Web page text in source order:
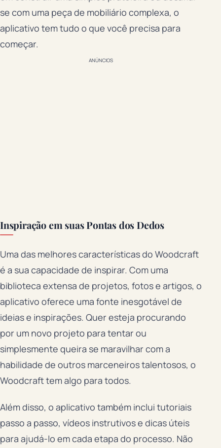
se com uma peça de mobiliário complexa, o
aplicativo tem tudo o que você precisa para
começar.
ANÚNCIOS
Inspiração em suas Pontas dos Dedos
Uma das melhores características do Woodcraft
é a sua capacidade de inspirar. Com uma
biblioteca extensa de projetos, fotos e artigos, o
aplicativo oferece uma fonte inesgotável de
ideias e inspirações. Quer esteja procurando
por um novo projeto para tentar ou
simplesmente queira se maravilhar com a
habilidade de outros marceneiros talentosos, o
Woodcraft tem algo para todos.
Além disso, o aplicativo também inclui tutoriais
passo a passo, vídeos instrutivos e dicas úteis
para ajudá-lo em cada etapa do processo. Não